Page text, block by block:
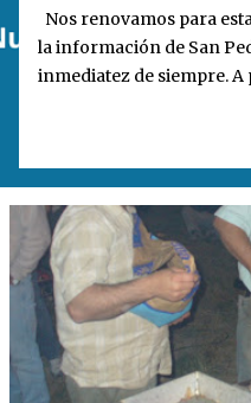
Nos renovamos para
la información de San
inmediatez de siempre. A
Desarrollamos una
intuitiva, pensada para
cualquier dispositivo,
locales y potenciar la
nuestros contenidos.